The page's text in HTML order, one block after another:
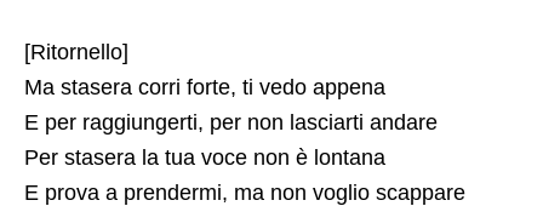
[Ritornello]
Ma stasera corri forte, ti vedo appena
E per raggiungerti, per non lasciarti andare
Per stasera la tua voce non è lontana
E prova a prendermi, ma non voglio scappare